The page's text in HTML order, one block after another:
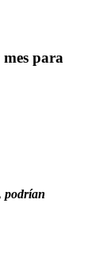
para
podrían